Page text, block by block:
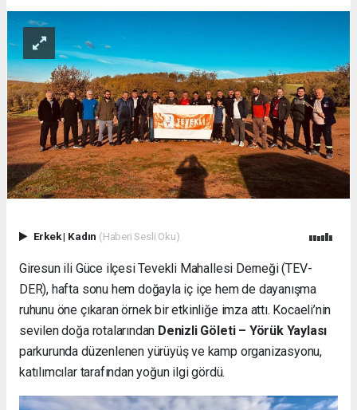
Erkek| Kadın (Haberi Sesli Oku)
Giresun ili Güce ilçesi Tevekli Mahallesi Derneği (TEV-
DER), hafta sonu hem doğayla iç içe hem de dayanışma
ruhunu öne çıkaran örnek bir etkinliğe imza attı. Kocaeli’nin
sevilen doğa rotalarından Denizli Göleti – Yörük Yaylası
parkurunda düzenlenen yürüyüş ve kamp organizasyonu,
katılımcılar tarafından yoğun ilgi gördü.